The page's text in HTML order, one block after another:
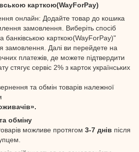
карткою(WayForPay)
онлайн: Додайте товар до кошика
замовлення. Виберіть спосіб
банківською карткою(WayForPay)"
замовлення. Далі ви перейдете на
платежів, де можете підтвердити
стягує сервіс 2% з карток українських
та обмін товарів належної
обміну
можливе протягом 3-7 днів після